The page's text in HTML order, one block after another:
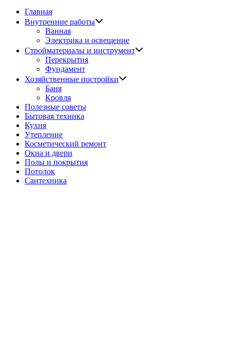
Главная
Внутренние работы
Ванная
Электрика и освещение
Стройматериалы и инструмент
Перекрытия
Фундамент
Хозяйственные постройки
Баня
Кровля
Полезные советы
Бытовая техника
Кухня
Утепление
Косметический ремонт
Окна и двери
Полы и покрытия
Потолок
Сантехника